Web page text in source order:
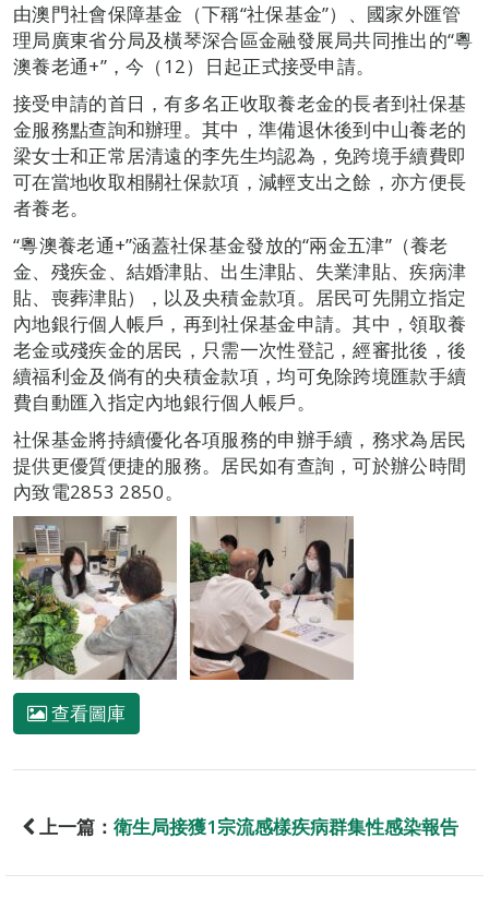
由澳門社會保障基金（下稱“社保基金”）、國家外匯管
理局廣東省分局及橫琴深合區金融發展局共同推出的“粵
澳養老通+”，今（12）日起正式接受申請。
接受申請的首日，有多名正收取養老金的長者到社保基
金服務點查詢和辦理。其中，準備退休後到中山養老的
梁女士和正常居清遠的李先生均認為，免跨境手續費即
可在當地收取相關社保款項，減輕支出之餘，亦方便長
者養老。
“粵澳養老通+”涵蓋社保基金發放的“兩金五津”（養老
金、殘疾金、結婚津貼、出生津貼、失業津貼、疾病津
貼、喪葬津貼），以及央積金款項。居民可先開立指定
內地銀行個人帳戶，再到社保基金申請。其中，領取養
老金或殘疾金的居民，只需一次性登記，經審批後，後
續福利金及倘有的央積金款項，均可免除跨境匯款手續
費自動匯入指定內地銀行個人帳戶。
社保基金將持續優化各項服務的申辦手續，務求為居民
提供更優質便捷的服務。居民如有查詢，可於辦公時間
內致電2853 2850。
查看圖庫
上一篇： 衛生局接獲1宗流感樣疾病群集性感染報告